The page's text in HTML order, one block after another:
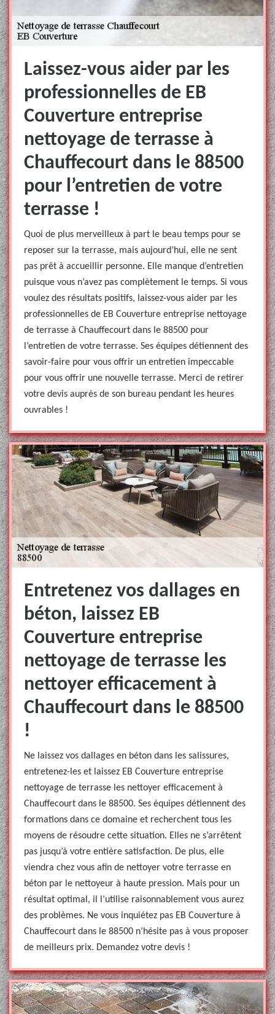
Laissez-vous aider par les
professionnelles de EB
Couverture entreprise
nettoyage de terrasse à
Chauffecourt dans le 88500
pour l’entretien de votre
terrasse !
Quoi de plus merveilleux à part le beau temps pour se
reposer sur la terrasse, mais aujourd’hui, elle ne sent
pas prêt à accueillir personne. Elle manque d’entretien
puisque vous n’avez pas complètement le temps. Si vous
voulez des résultats positifs, laissez-vous aider par les
professionnelles de EB Couverture entreprise nettoyage
de terrasse à Chauffecourt dans le 88500 pour
l’entretien de votre terrasse. Ses équipes détiennent des
savoir-faire pour vous offrir un entretien impeccable
pour vous offrir une nouvelle terrasse. Merci de retirer
votre devis auprès de son bureau pendant les heures
ouvrables !
Entretenez vos dallages en
béton, laissez EB
Couverture entreprise
nettoyage de terrasse les
nettoyer efficacement à
Chauffecourt dans le 88500
!
Ne laissez vos dallages en béton dans les salissures,
entretenez-les et laissez EB Couverture entreprise
nettoyage de terrasse les nettoyer efficacement à
Chauffecourt dans le 88500. Ses équipes détiennent des
formations dans ce domaine et recherchent tous les
moyens de résoudre cette situation. Elles ne s’arrêtent
pas jusqu’à votre entière satisfaction. De plus, elle
viendra chez vous afin de nettoyer votre terrasse en
béton par le nettoyeur à haute pression. Mais pour un
résultat optimal, il l’utilise raisonnablement vous aurez
des problèmes. Ne vous inquiétez pas EB Couverture à
Chauffecourt dans le 88500 n’hésite pas à vous proposer
de meilleurs prix. Demandez votre devis !